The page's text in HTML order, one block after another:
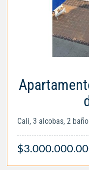
Cali, 3 alcobas, 2